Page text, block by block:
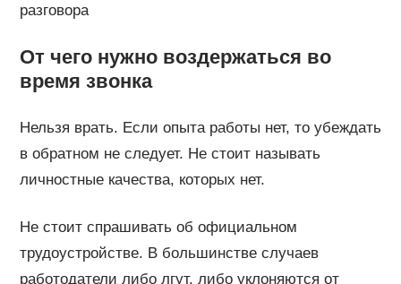
разговора
От чего нужно воздержаться во
время звонка
Нельзя врать. Если опыта работы нет, то убеждать
в обратном не следует. Не стоит называть
личностные качества, которых нет.
Не стоит спрашивать об официальном
трудоустройстве. В большинстве случаев
работодатели либо лгут, либо уклоняются от